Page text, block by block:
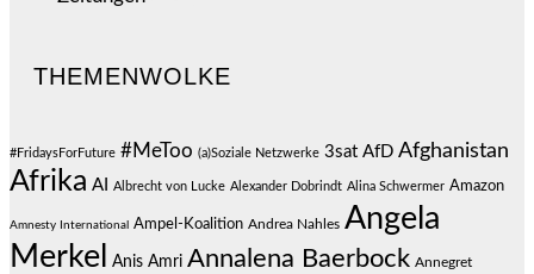
THEMENWOLKE
#FridaysForFuture #MeToo (a)Soziale Netzwerke 3sat AfD Afghanistan
Afrika AI Albrecht von Lucke Alexander Dobrindt Alina Schwermer Amazon
Amnesty International Ampel-Koalition Andrea Nahles Angela
Merkel
Anis Amri Annalena Baerbock Annegret